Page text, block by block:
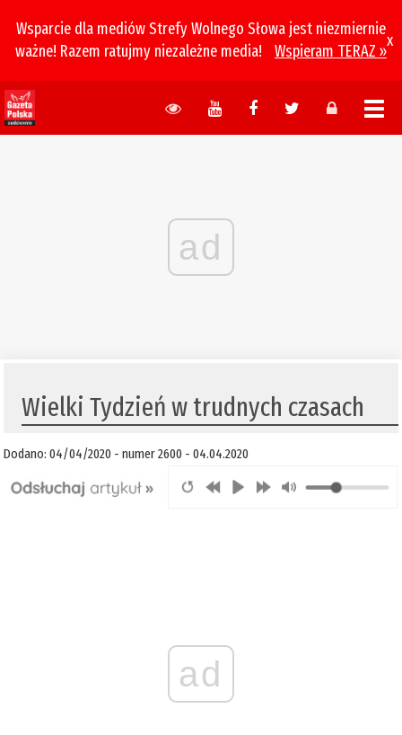
Wsparcie dla mediów Strefy Wolnego Słowa jest niezmiernie
ważne! Razem ratujmy niezależne media!
Wspieram TERAZ »
x
ad
​Wielki Tydzień w trudnych czasach
Dodano: 04/04/2020 - numer 2600 - 04.04.2020
ad